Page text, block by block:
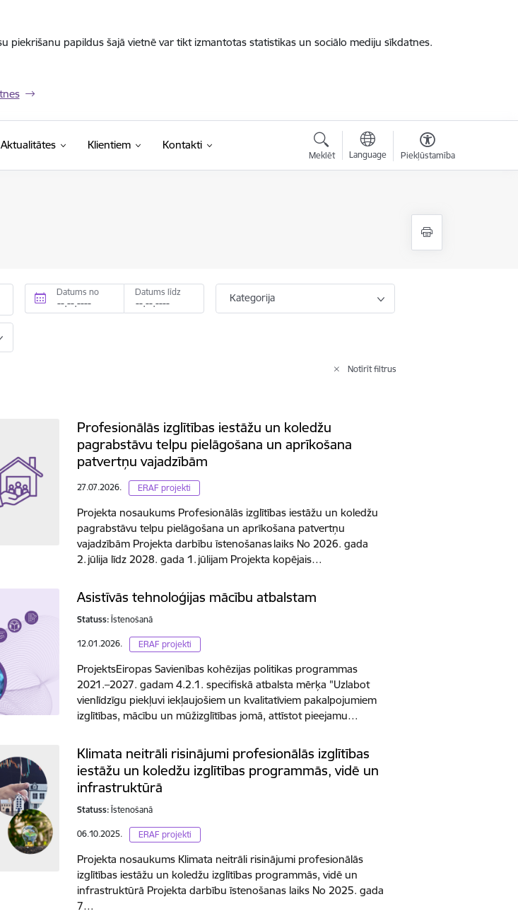
piekrišanu papildus šajā vietnē var tikt izmantotas statistikas un sociālo mediju sīkdatnes.
Aktualitātes Klientiem Kontakti
Meklēt Language Piekļūstamība
Datums no Datums līdz Kategorija
Notīrīt filtrus
Profesionālās izglītības iestāžu un koledžu
pagrabstāvu telpu pielāgošana un aprīkošana
patvertņu vajadzībām
27.07.2026. ERAF projekti
Projekta nosaukums Profesionālās izglītības iestāžu un koledžu
pagrabstāvu telpu pielāgošana un aprīkošana patvertņu
vajadzībām Projekta darbību īstenošanas laiks No 2026. gada
2. jūlija līdz 2028. gada 1. jūlijam Projekta kopējais…
Asistīvās tehnoloģijas mācību atbalstam
Statuss: Īstenošanā
12.01.2026. ERAF projekti
ProjektsEiropas Savienības kohēzijas politikas programmas
2021.–2027. gadam 4.2.1. specifiskā atbalsta mērķa "Uzlabot
vienlīdzīgu piekļuvi iekļaujošiem un kvalitatīviem pakalpojumiem
izglītības, mācību un mūžizglītības jomā, attīstot pieejamu…
Klimata neitrāli risinājumi profesionālās izglītības
iestāžu un koledžu izglītības programmās, vidē un
infrastruktūrā
Statuss: Īstenošanā
06.10.2025. ERAF projekti
Projekta nosaukums Klimata neitrāli risinājumi profesionālās
izglītības iestāžu un koledžu izglītības programmās, vidē un
infrastruktūrā Projekta darbību īstenošanas laiks No 2025. gada
7…